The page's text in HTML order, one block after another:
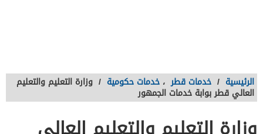
الرئيسية / خدمات قطر ، خدمات حكومية / وزارة التعليم والتعليم
العالي قطر بوابة خدمات الجمهور